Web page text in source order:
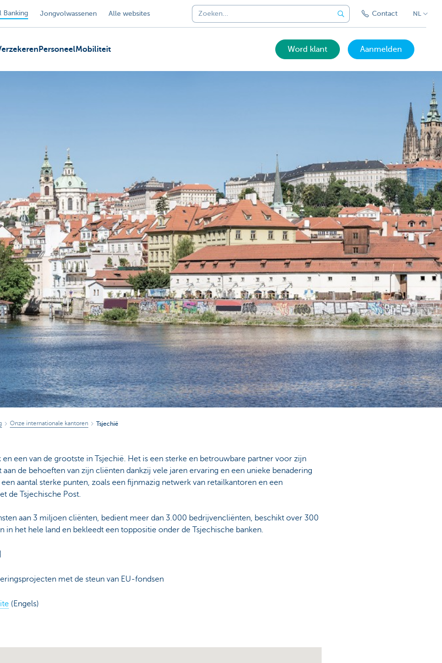
Banking Jongvolwassenen Alle websites Contact NL
PersoneelMobiliteit Word klant Aanmelden
Onze internationale kantoren Tsjechië
en een van de grootste in Tsjechië. Het is een sterke en betrouwbare partner voor zijn
de behoeften van zijn cliënten dankzij vele jaren ervaring en een unieke benadering
aantal sterke punten, zoals een fijnmazig netwerk van retailkantoren en een
de Tsjechische Post.
aan 3 miljoen cliënten, bedient meer dan 3.000 bedrijvencliënten, beschikt over 300
in het hele land en bekleedt een toppositie onder de Tsjechische banken.
met de steun van EU-fondsen
(Engels)